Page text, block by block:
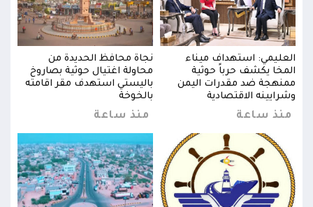
العليمي: استهداف ميناء
المخا يكشف حرباً حوثية
ممنهجة ضد مقدرات اليمن
وشرايينه الاقتصادية
منذ ساعة
نجاة محافظ الحديدة من
محاولة اغتيال حوثية بصاروخ
باليستي استهدف مقر اقامته
بالخوخة
منذ ساعة